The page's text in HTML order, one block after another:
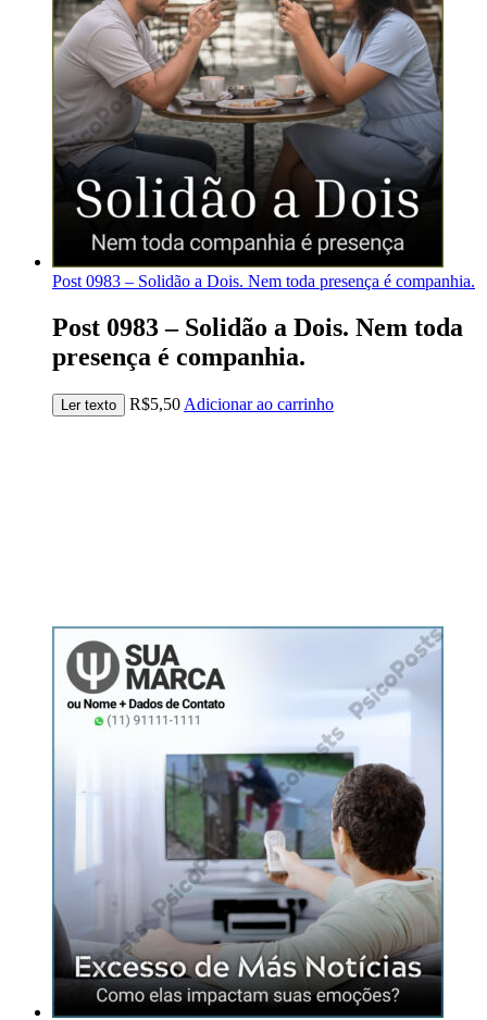
Post 0983 – Solidão a Dois. Nem toda presença é companhia.
Post 0983 – Solidão a Dois. Nem toda
presença é companhia.
Ler texto R$5,50 Adicionar ao carrinho